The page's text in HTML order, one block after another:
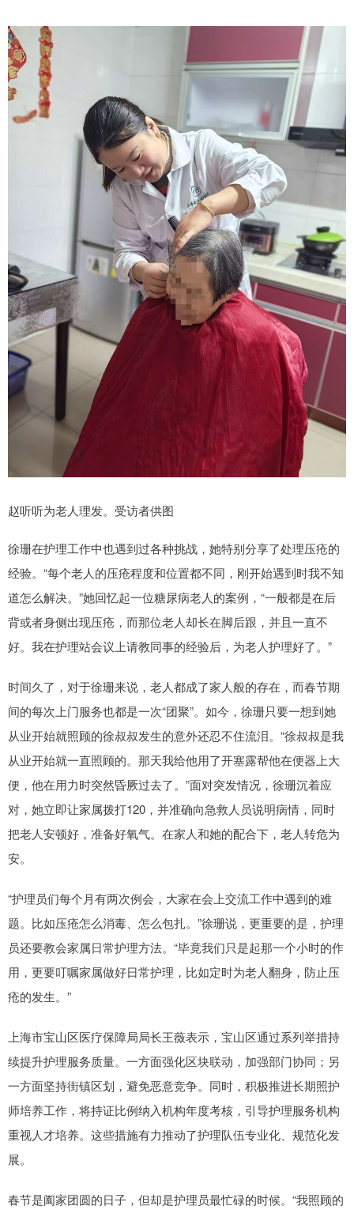
赵听听为老人理发。受访者供图
徐珊在护理工作中也遇到过各种挑战，她特别分享了处理压疮的
经验。“每个老人的压疮程度和位置都不同，刚开始遇到时我不知
道怎么解决。”她回忆起一位糖尿病老人的案例，“一般都是在后
背或者身侧出现压疮，而那位老人却长在脚后跟，并且一直不
好。我在护理站会议上请教同事的经验后，为老人护理好了。”
时间久了，对于徐珊来说，老人都成了家人般的存在，而春节期
间的每次上门服务也都是一次“团聚”。如今，徐珊只要一想到她
从业开始就照顾的徐叔叔发生的意外还忍不住流泪。“徐叔叔是我
从业开始就一直照顾的。那天我给他用了开塞露帮他在便器上大
便，他在用力时突然昏厥过去了。”面对突发情况，徐珊沉着应
对，她立即让家属拨打120，并准确向急救人员说明病情，同时
把老人安顿好，准备好氧气。在家人和她的配合下，老人转危为
安。
“护理员们每个月有两次例会，大家在会上交流工作中遇到的难
题。比如压疮怎么消毒、怎么包扎。”徐珊说，更重要的是，护理
员还要教会家属日常护理方法。“毕竟我们只是起那一个小时的作
用，更要叮嘱家属做好日常护理，比如定时为老人翻身，防止压
疮的发生。”
上海市宝山区医疗保障局局长王薇表示，宝山区通过系列举措持
续提升护理服务质量。一方面强化区块联动，加强部门协同；另
一方面坚持街镇区划，避免恶意竞争。同时，积极推进长期照护
师培养工作，将持证比例纳入机构年度考核，引导护理服务机构
重视人才培养。这些措施有力推动了护理队伍专业化、规范化发
展。
春节是阖家团圆的日子，但却是护理员最忙碌的时候。“我照顾的